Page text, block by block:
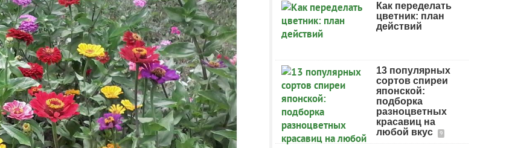
Как переделать
цветник: план
действий
13 популярных
сортов спиреи
японской:
подборка
разноцветных
красавиц на
любой вкус
9